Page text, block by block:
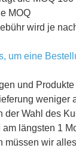
MOQ
wird je
um eine
und
weniger
der Wahl des
längsten 1
müssen wir